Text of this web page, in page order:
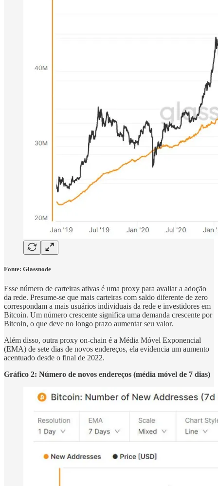
Fonte: Glassnode
Esse número de carteiras ativas é uma proxy para avaliar a adoção
da rede. Presume-se que mais carteiras com saldo diferente de zero
correspondam a mais usuários individuais da rede e investidores em
Bitcoin. Um número crescente significa uma demanda crescente por
Bitcoin, o que deve no longo prazo aumentar seu valor.
Além disso, outra proxy on-chain é a Média Móvel Exponencial
(EMA) de sete dias de novos endereços, ela evidencia um aumento
acentuado desde o final de 2022.
Gráfico 2: Número de novos endereços (média móvel de 7 dias)